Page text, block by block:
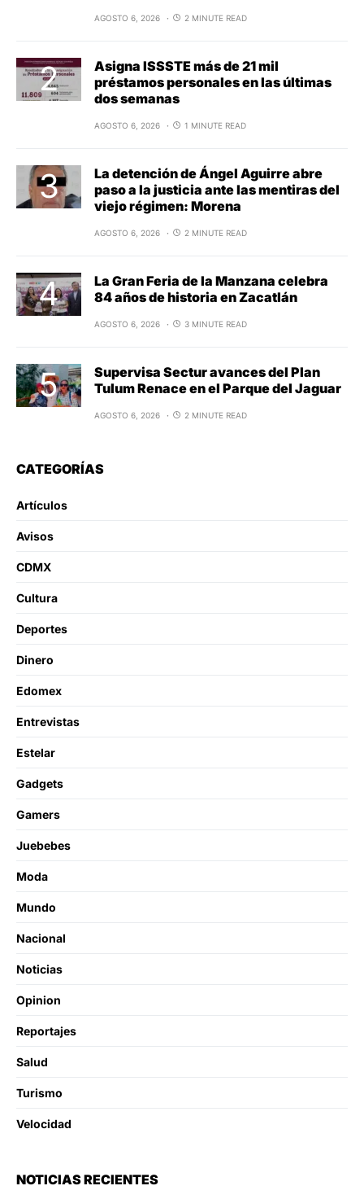
AGOSTO 6, 2026 2 MINUTE READ
Asigna ISSSTE más de 21 mil
préstamos personales en las últimas
dos semanas
AGOSTO 6, 2026 1 MINUTE READ
La detención de Ángel Aguirre abre
paso a la justicia ante las mentiras del
viejo régimen: Morena
AGOSTO 6, 2026 2 MINUTE READ
La Gran Feria de la Manzana celebra
84 años de historia en Zacatlán
AGOSTO 6, 2026 3 MINUTE READ
Supervisa Sectur avances del Plan
Tulum Renace en el Parque del Jaguar
AGOSTO 6, 2026 2 MINUTE READ
CATEGORÍAS
Artículos
Avisos
CDMX
Cultura
Deportes
Dinero
Edomex
Entrevistas
Estelar
Gadgets
Gamers
Juebebes
Moda
Mundo
Nacional
Noticias
Opinion
Reportajes
Salud
Turismo
Velocidad
NOTICIAS RECIENTES